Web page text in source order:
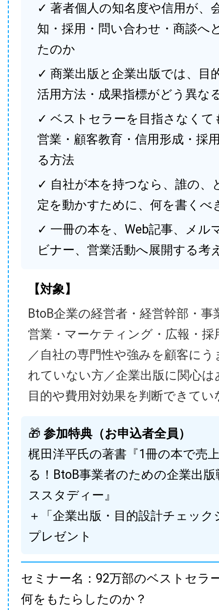
✓ 著者個人の知名度や信用が、
知・採用・問い合わせ・商談へ
たのか
✓ 商業出版と企業出版では、目
活用方法・成果指標がどう異な
✓ ベストセラーを目指さなくて
営業・顧客教育・信用形成・採
る方法
✓ 自社が本を持つなら、誰の、
定を動かすために、何を書くべ
✓ 一冊の本を、Web記事、メル
ビナー、営業活動へ展開する考
【対象】
BtoB企業の経営者・経営幹部・事
営業・マーケティング・広報・採
／自社の専門性や強みを顧客に
れていない方／企業出版に関心
目的や費用対効果を判断できてい
🎁 参加特典（お申込者全員）
梶田洋平氏の著書『1冊の本で売
る！BtoB事業者のための企業出
ススタディー』
＋「企業出版・目的設計チェック
プレゼント
セミナー名：92万部のベストセラ
何をもたらしたのか？